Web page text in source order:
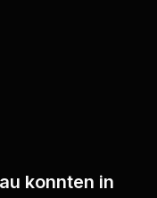
konnten in